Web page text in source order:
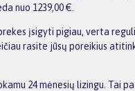
nuo 1239,00 €.
įsigyti pigiau, verta
rasite jūsų poreikius
24 mėnesių lizingu.